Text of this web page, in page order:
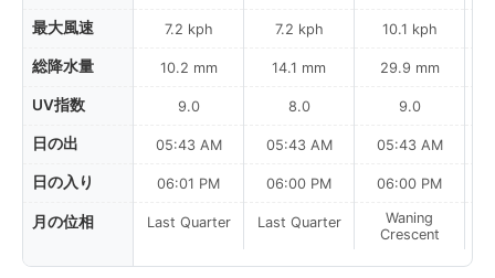
最大風速
総降水量
UV指数
日の出
日の入り
月の位相
7.2 kph
10.2 mm
9.0
05:43 AM
06:01 PM
Last Quarter
7.2 kph
14.1 mm
8.0
05:43 AM
06:00 PM
Last Quarter
10.1 kph
29.9 mm
9.0
05:43 AM
06:00 PM
Waning
Crescent